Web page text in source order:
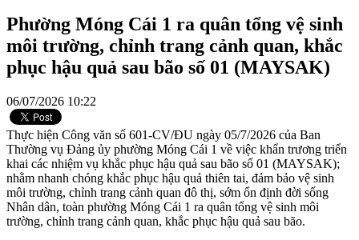
Phường Móng Cái 1 ra quân tổng vệ sinh
môi trường, chỉnh trang cảnh quan, khắc
phục hậu quả sau bão số 01 (MAYSAK)
06/07/2026 10:22
Thực hiện Công văn số 601-CV/ĐU ngày 05/7/2026 của Ban
Thường vụ Đảng ủy phường Móng Cái 1 về việc khẩn trương triển
khai các nhiệm vụ khắc phục hậu quả sau bão số 01 (MAYSAK);
nhằm nhanh chóng khắc phục hậu quả thiên tai, đảm bảo vệ sinh
môi trường, chỉnh trang cảnh quan đô thị, sớm ổn định đời sống
Nhân dân, toàn phường Móng Cái 1 ra quân tổng vệ sinh môi
trường, chỉnh trang cảnh quan, khắc phục hậu quả sau bão.